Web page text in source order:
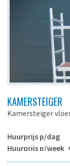
KAMERSTEIGER
Kamersteiger
Huurprijs p/dag
Huurprijs p/week